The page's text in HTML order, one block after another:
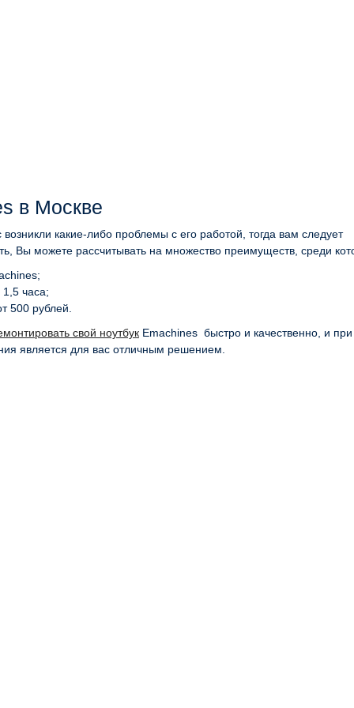
в Москве
какие-либо проблемы с его работой, тогда вам следует
Вы можете рассчитывать на множество преимуществ, среди
часа;
500 рублей.
свой ноутбук Emachines быстро и качественно, и
является для вас отличным решением.